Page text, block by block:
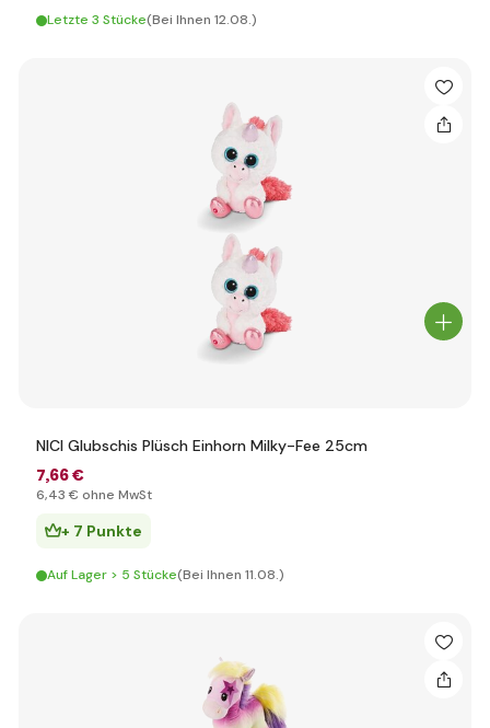
Letzte 3 Stücke(Bei Ihnen 12.08.)
NICI Glubschis Plüsch Einhorn Milky-Fee 25cm
7,66 €
6,43 € ohne MwSt
+ 7 Punkte
Auf Lager > 5 Stücke(Bei Ihnen 11.08.)